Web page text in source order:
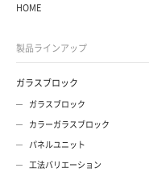
HOME
製品ラインアップ
ガラスブロック
ガラスブロック
カラーガラスブロック
パネルユニット
工法バリエーション